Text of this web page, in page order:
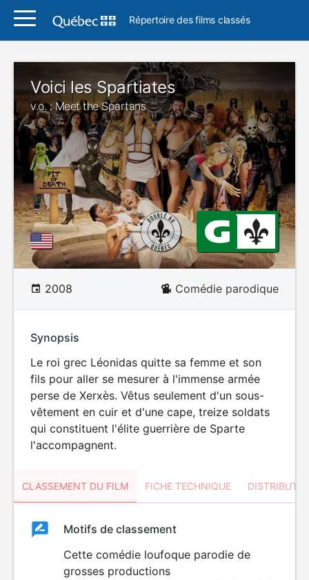
Répertoire des films classés
Voici les Spartiates
v.o. : Meet the Spartans
2008 Comédie parodique
Synopsis
Le roi grec Léonidas quitte sa femme et son
fils pour aller se mesurer à l'immense armée
perse de Xerxès. Vêtus seulement d'un sous-
vêtement en cuir et d'une cape, treize soldats
qui constituent l'élite guerrière de Sparte
l'accompagnent.
CLASSEMENT DU FILM FICHE TECHNIQUE
ClassementClassement
Motifs de classement
Cette comédie loufoque parodie de
grosses productions